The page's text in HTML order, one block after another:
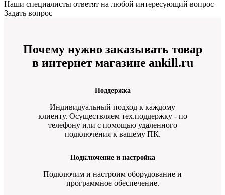
Наши специалисты ответят на любой интересующий вопрос
Задать вопрос
Почему нужно заказывать товар
в интернет магазине ankill.ru
Поддержка
Индивидуальный подход к каждому
клиенту. Осуществляем тех.поддержку - по
телефону или с помощью удаленного
подключения к вашему ПК.
Подключение и настройка
Подключим и настроим оборудование и
программное обеспечение.